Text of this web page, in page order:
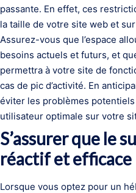
passante. En effet, ces
la taille de votre site web et
Assurez-vous que l’espace
besoins actuels et futurs, et
permettra à votre site de
cas de pic d’activité. En
éviter les problèmes
utilisateur optimale sur votre
S’assurer que le
réactif et efficace
Lorsque vous optez pour un